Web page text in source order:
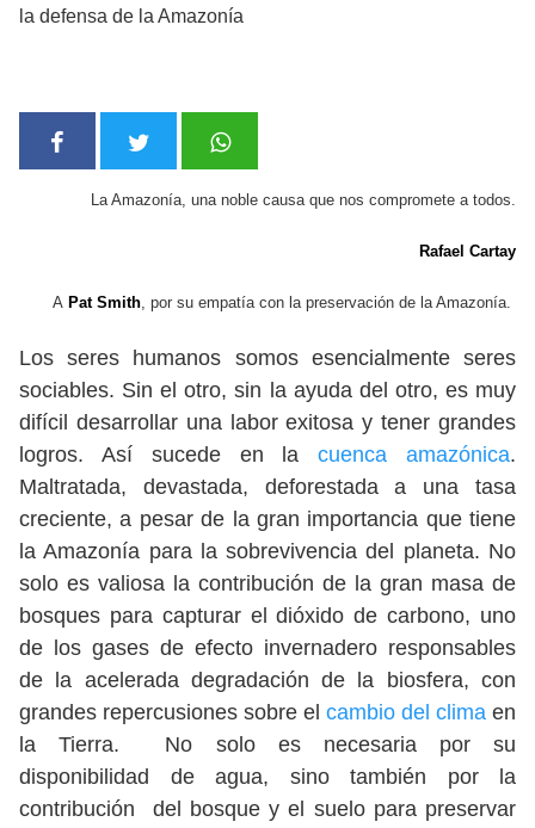
la defensa de la Amazonía
La Amazonía, una noble causa que nos compromete a todos.
Rafael Cartay
A Pat Smith, por su empatía con la preservación de la Amazonía.
Los seres humanos somos esencialmente seres
sociables. Sin el otro, sin la ayuda del otro, es muy
difícil desarrollar una labor exitosa y tener grandes
logros. Así sucede en lacuenca amazónica.
Maltratada, devastada, deforestada a una tasa
creciente, a pesar de la gran importancia que tiene
la Amazonía para la sobrevivencia del planeta. No
solo es valiosa la contribución de la gran masa de
bosques para capturar el dióxido de carbono, uno
de los gases de efecto invernadero responsables
de la acelerada degradación de la biosfera, con
grandes repercusiones sobre el cambio del clima en
la Tierra. No solo es necesaria por su
disponibilidad de agua, sino también por la
contribución del bosque y el suelo para preservar